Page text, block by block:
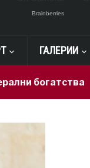
ГАЛЕРИИ
1 day